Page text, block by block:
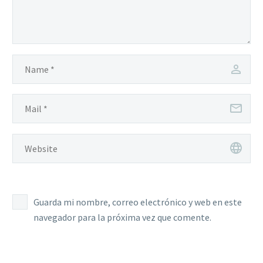
Guarda mi nombre, correo electrónico y web en este
navegador para la próxima vez que comente.